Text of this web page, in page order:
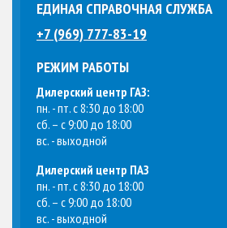
ЕДИНАЯ СПРАВОЧНАЯ СЛУЖБА
+7 (969) 777-83-19
РЕЖИМ РАБОТЫ
Дилерский центр ГАЗ:
пн. - пт. с 8:30 до 18:00
сб. – с 9:00 до 18:00
вс. - выходной
Дилерский центр ПАЗ
пн. - пт. с 8:30 до 18:00
сб. – с 9:00 до 18:00
вс. - выходной